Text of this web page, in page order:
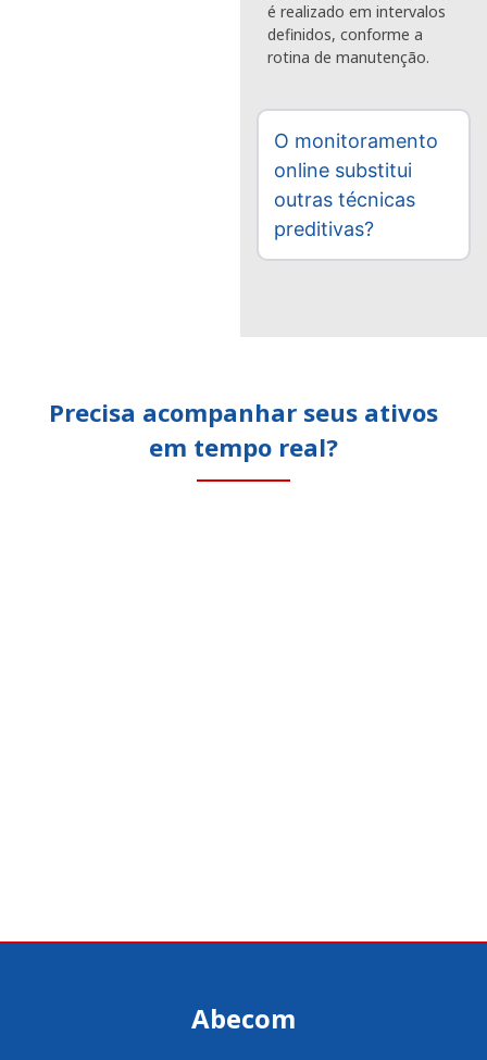
é realizado em intervalos
definidos, conforme a
rotina de manutenção.
O monitoramento
online substitui
outras técnicas
preditivas?
Precisa acompanhar seus ativos
em tempo real?
Abecom